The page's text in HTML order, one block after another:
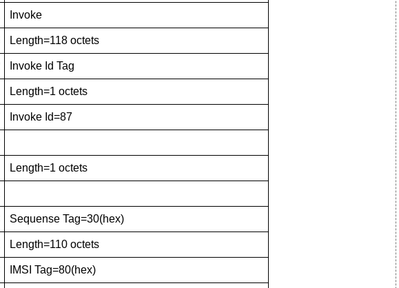
Invoke
Length=118 octets
Invoke Id Tag
Length=1 octets
Invoke Id=87
Length=1 octets
Sequense Tag=30(hex)
Length=110 octets
IMSI Tag=80(hex)